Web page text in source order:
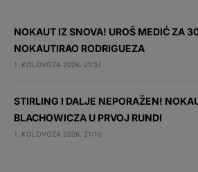
NOKAUT IZ SNOVA! UROŠ MEDIĆ ZA
NOKAUTIRAO RODRIGUEZA
1. KOLOVOZA 2026. 21:37
STIRLING I DALJE NEPORAŽEN!
BLACHOWICZA U PRVOJ RUNDI
1. KOLOVOZA 2026. 21:10